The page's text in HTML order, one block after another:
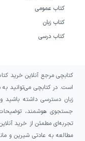
دانشگاه تهران
هم تا سطح عالی آن
گروه علوم
دانشگاه تهران
قم تدریس می‌کرد.
به فعالیتدینیو
عضو شورای
علمیه قم بود و
مطالعات سیاسی
کتاب عمومی
کتاب زبان
کتاب درسی
کتابچی مرجع آنلاین خرید
است. در کتابچی می‌توانید
زبان دسترسی داشته باشید
جستجوی هوشمند، توضیحات
تجربه‌ای مطمئن از خرید
مطالعه به عادتی شیرین و